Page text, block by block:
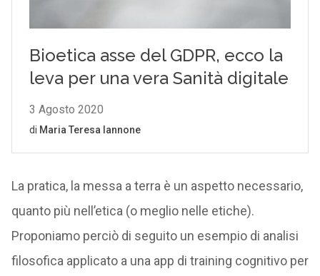
La pratica, la messa a terra è un aspetto necessario,
quanto più nell’etica (o meglio nelle etiche).
Proponiamo perciò di seguito un esempio di analisi
filosofica applicato a una app di training cognitivo per